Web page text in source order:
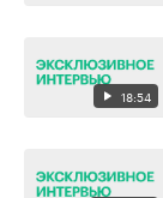
18:54